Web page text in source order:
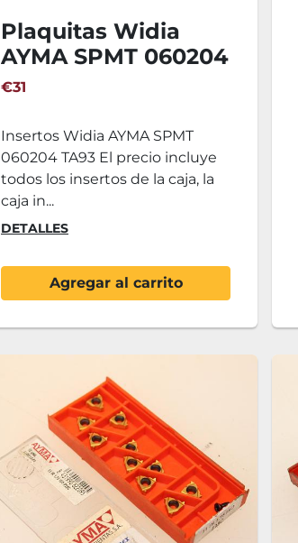
Plaquitas Widia
AYMA SPMT 060204
TA93
€31
Insertos Widia AYMA SPMT
060204 TA93 El precio incluye
todos los insertos de la caja, la
caja in...
DETALLES
Agregar al carrito